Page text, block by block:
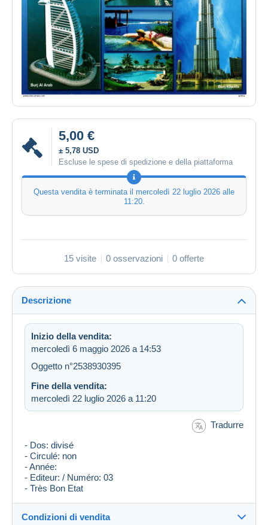
5,00 €
± 5,78 USD
Escluse le spese di spedizione e della piattaforma
Questa vendita è terminata il mercoledì 22 luglio 2026 alle
11:20.
15 visite 0 osservazioni 0 offerte
Descrizione
Inizio della vendita:
mercoledì 6 maggio 2026 a 14:53
Oggetto n°2538930395
Fine della vendita:
mercoledì 22 luglio 2026 a 11:20
Tradurre
- Dos: divisé
- Circulé: non
- Année:
- Editeur: / Numéro: 03
- Très Bon Etat
Condizioni di vendita